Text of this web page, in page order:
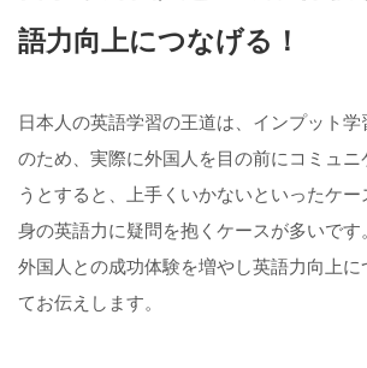
語力向上につなげる！
日本人の英語学習の王道は、インプット
のため、実際に外国人を目の前にコミュニ
うとすると、上手くいかないといったケー
身の英語力に疑問を抱くケースが多いで
外国人との成功体験を増やし英語力向上に
てお伝えします。